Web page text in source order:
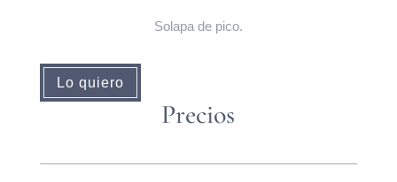
Solapa de pico.
Lo quiero
Precios